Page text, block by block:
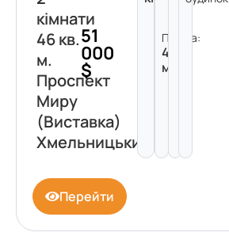
кімнати
46 кв.
м.
Проспект
Миру
(Виставка)
Хмельницький
51
000
$
Площа:
46
м²
Перейти